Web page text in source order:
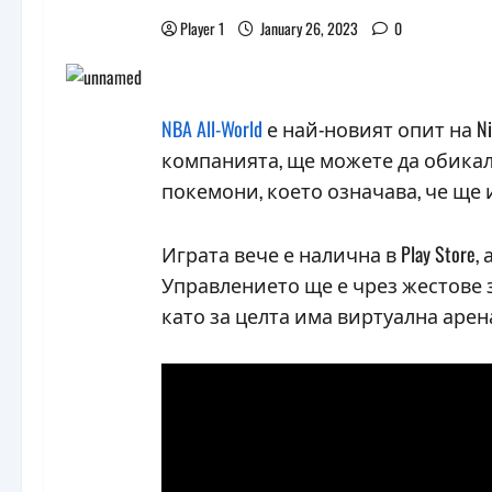
Player 1 January 26, 2023 0
NBA All-World е най-новият опит на
компанията, ще можете да
покемони, което означава, че ще
Играта вече е налична в Play
Управлението ще е чрез жестове
като за целта има виртуална